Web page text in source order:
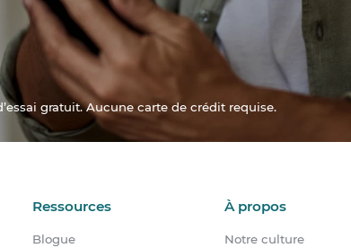
gratuit. Aucune carte de crédit requise.
Ressources
Blogue
À propos
Notre culture